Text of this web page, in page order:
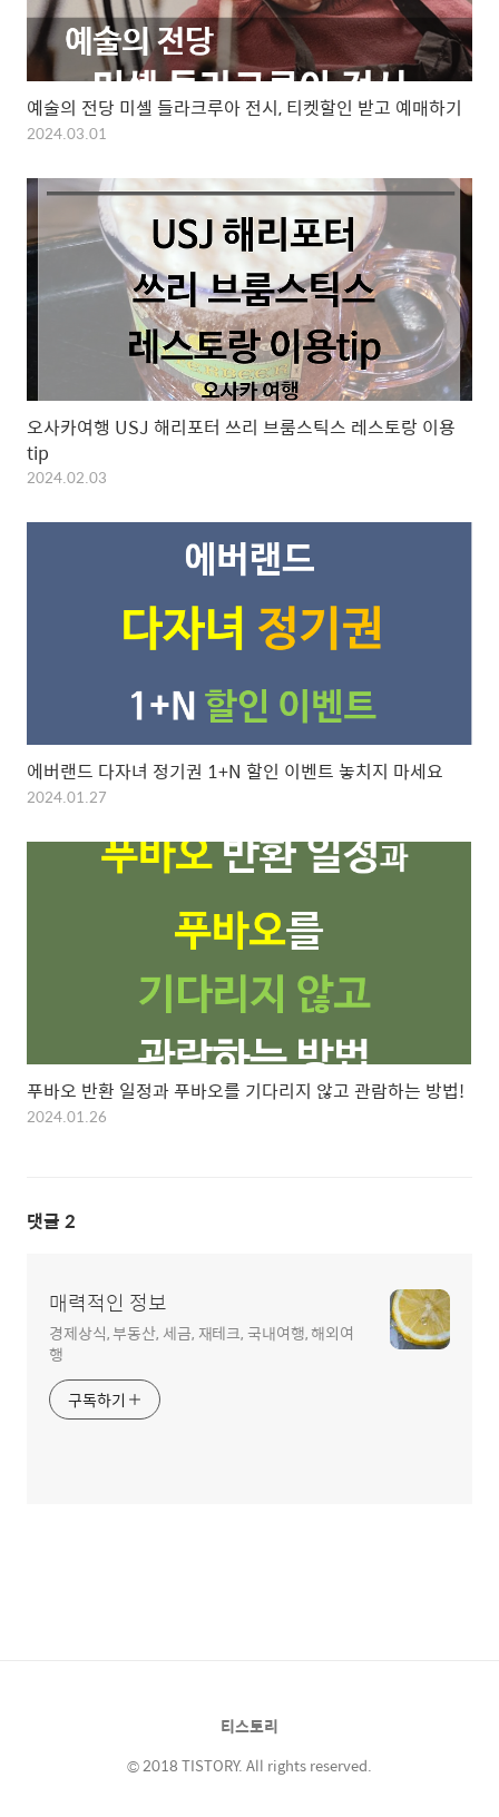
예술의 전당 미셸 들라크루아 전시, 티켓할인 받고 예매하기
2024.03.01
오사카여행 USJ 해리포터 쓰리 브룸스틱스 레스토랑 이용
tip
2024.02.03
에버랜드 다자녀 정기권 1+N 할인 이벤트 놓치지 마세요
2024.01.27
푸바오 반환 일정과 푸바오를 기다리지 않고 관람하는 방법!
2024.01.26
댓글 2
매력적인 정보
경제상식, 부동산, 세금, 재테크, 국내여행, 해외여
행
구독하기
티스토리
© 2018 TISTORY. All rights reserved.